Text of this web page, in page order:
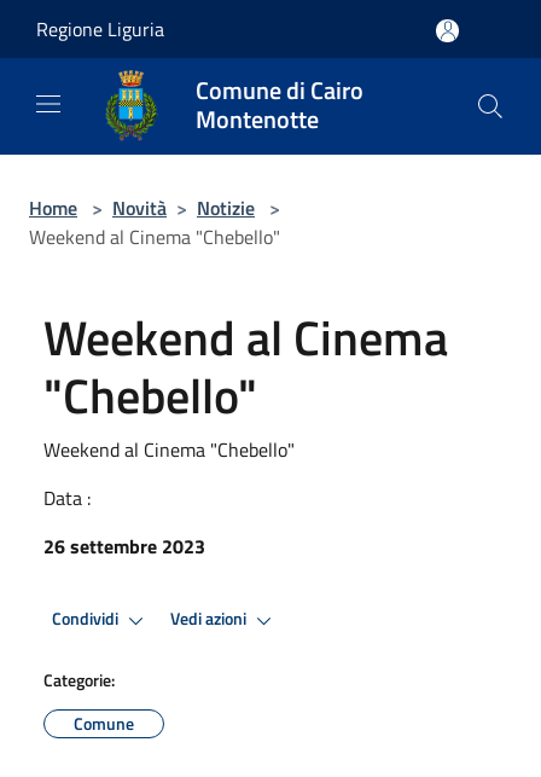
Regione Liguria
Comune di Cairo
Montenotte
Home > Novità > Notizie >
Weekend al Cinema "Chebello"
Weekend al Cinema
"Chebello"
Weekend al Cinema "Chebello"
Data :
26 settembre 2023
Condividi Vedi azioni
Categorie:
Comune